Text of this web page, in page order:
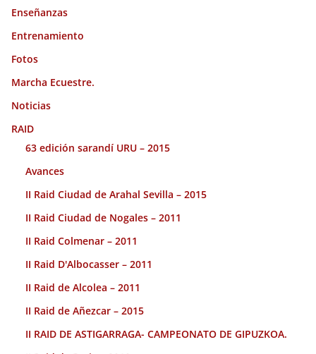
Enseñanzas
Entrenamiento
Fotos
Marcha Ecuestre.
Noticias
RAID
63 edición sarandí URU – 2015
Avances
II Raid Ciudad de Arahal Sevilla – 2015
II Raid Ciudad de Nogales – 2011
II Raid Colmenar – 2011
II Raid D'Albocasser – 2011
II Raid de Alcolea – 2011
II Raid de Añezcar – 2015
II RAID DE ASTIGARRAGA- CAMPEONATO DE GIPUZKOA.